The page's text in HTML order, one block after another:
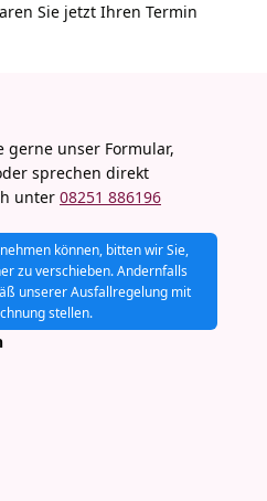
Sie jetzt Ihren Termin
gerne unser Formular,
sprechen direkt
unter 08251 886196
können, bitten wir Sie,
zu verschieben. Andernfalls
unserer Ausfallregelung mit
stellen.